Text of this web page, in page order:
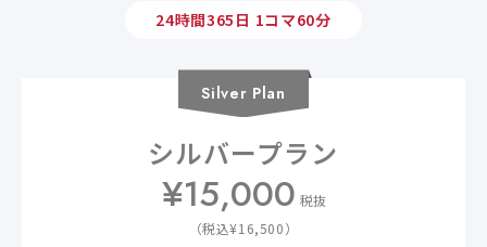
24時間365日 1コマ60分
Silver Plan
シルバープラン
¥15,000 税抜
（税込¥16,500）